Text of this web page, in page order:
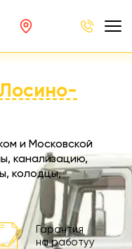
и Московской
канализацию,
колодцы,
Гарантия
на работуу